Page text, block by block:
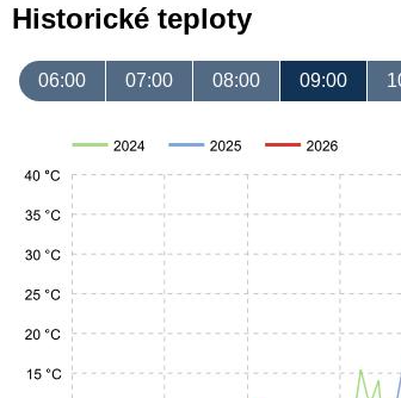
Historické teploty
06:00 07:00 08:00 09:00